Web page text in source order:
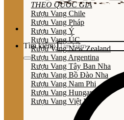
Tìm kiếm:
THEO QUỐC GIA
Rượu Vang Chile
Rượu Vang Pháp
Rượu Vang Ý
Rượu Vang ÚC
Rượu Vang New Zealand
Rượu Vang Argentina
Rượu Vang Tây Ban Nha
Rượu Vang Bồ Đào Nha
Rượu Vang Nam Phi
Rượu Vang Hungary
Rượu Vang Việt Nam